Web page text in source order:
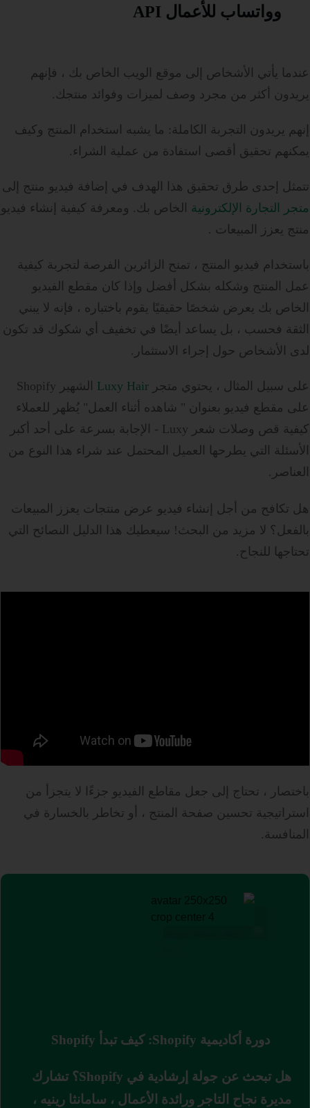
وواتساب للأعمال API
عندما يأتي الأشخاص إلى موقع الويب الخاص بك ، فإنهم
يريدون أكثر من مجرد وصف لميزات وفوائد منتجك.
إنهم يريدون التجربة الكاملة: ما يشبه استخدام المنتج وكيف
يمكنهم تحقيق أقصى استفادة من عملية الشراء.
تتمثل إحدى طرق تحقيق هذا الهدف في إضافة فيديو منتج إلى
متجر التجارة الإلكترونية الخاص بك. ومعرفة كيفية إنشاء فيديو
منتج يعزز المبيعات .
باستخدام فيديو المنتج ، تمنح الزائرين الفرصة لتجربة كيفية
عمل المنتج وشكله بشكل أفضل وإذا كان مقطع الفيديو
الخاص بك يعرض شخصًا حقيقيًا يقوم باختباره ، فإنه لا يبني
الثقة فحسب ، بل يساعد أيضًا في تخفيف أي شكوك قد تكون
لدى الأشخاص حول إجراء الاستثمار.
على سبيل المثال ، يحتوي متجر Luxy Hair
الشهير Shopify
على مقطع فيديو بعنوان " شاهده
أثناء العمل" يُظهر للعملاء
كيفية قص وصلات شعر Luxy - الإجابة بسرعة على أحد أكبر
الأسئلة التي يطرحها العميل المحتمل عند شراء هذا النوع من
العناصر.
هل تكافح من أجل إنشاء فيديو عرض منتجات يعزز المبيعات
بالفعل؟ لا مزيد من البحث! سيعطيك هذا الدليل النصائح التي
تحتاجها للنجاح.
باختصار ، تحتاج إلى جعل مقاطع الفيديو جزءًا لا يتجزأ من
استراتيجية تحسين صفحة المنتج ، أو تخاطر بالخسارة في
المنافسة.
دورة أكاديمية Shopify: كيف تبدأ Shopify
هل تبحث عن جولة إرشادية في Shopify؟
تشارك
مديرة نجاح التاجر ورائدة الأعمال ، سامانثا رينيه ،